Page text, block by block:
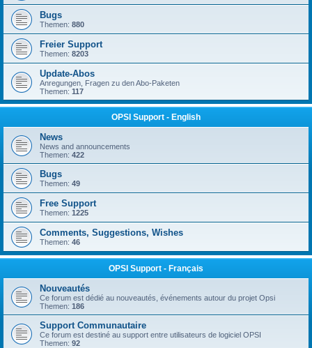
Bugs
Themen: 880
Freier Support
Themen: 8203
Update-Abos
Anregungen, Fragen zu den Abo-Paketen
Themen: 117
OPSI Support - English
News
News and announcements
Themen: 422
Bugs
Themen: 49
Free Support
Themen: 1225
Comments, Suggestions, Wishes
Themen: 46
OPSI Support - Français
Nouveautés
Ce forum est dédié au nouveautés, événements autour du projet Opsi
Themen: 186
Support Communautaire
Ce forum est destiné au support entre utilisateurs de logiciel OPSI
Themen: 92